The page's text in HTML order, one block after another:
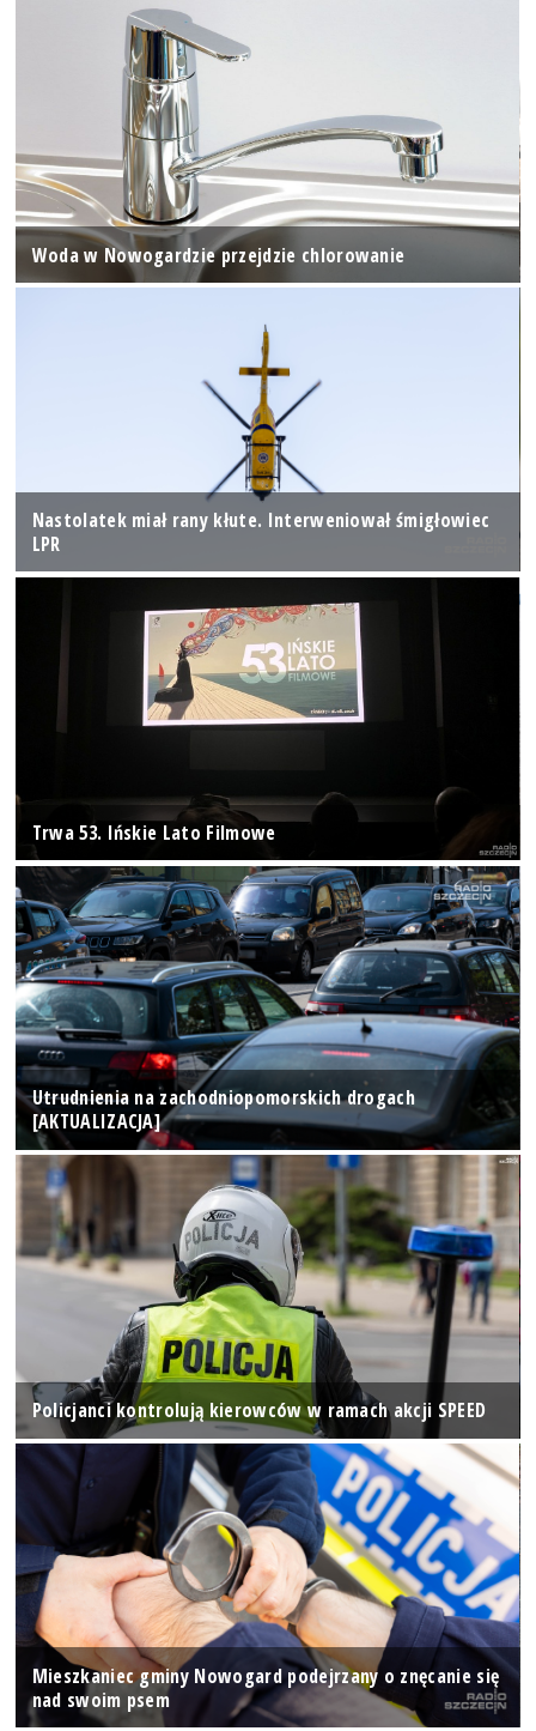
Woda w Nowogardzie przejdzie chlorowanie
Nastolatek miał rany kłute. Interweniował śmigłowiec
LPR
Trwa 53. Ińskie Lato Filmowe
Utrudnienia na zachodniopomorskich drogach
[AKTUALIZACJA]
Policjanci kontrolują kierowców w ramach akcji SPEED
Mieszkaniec gminy Nowogard podejrzany o znęcanie się
nad swoim psem